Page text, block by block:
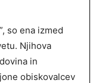
so ena izmed
Njihova
in
obiskovalcev